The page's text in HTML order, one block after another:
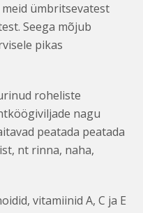
ümbritsevatest
Seega mõjub
pikas
roheliste
nagu
peatada peatada
nt rinna, naha,
vitamiinid A, C ja E